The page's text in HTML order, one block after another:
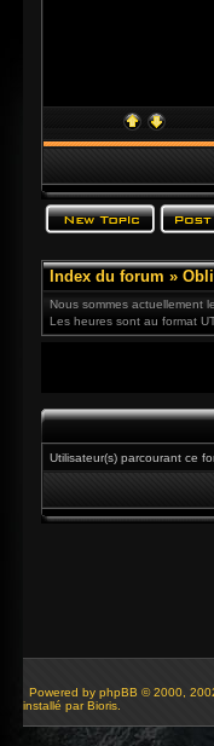
Index du forum »
Nous sommes actuellement
Les heures sont au format
Utilisateur(s) parcourant ce
Powered by phpBB © 2000,
installé par Bioris.